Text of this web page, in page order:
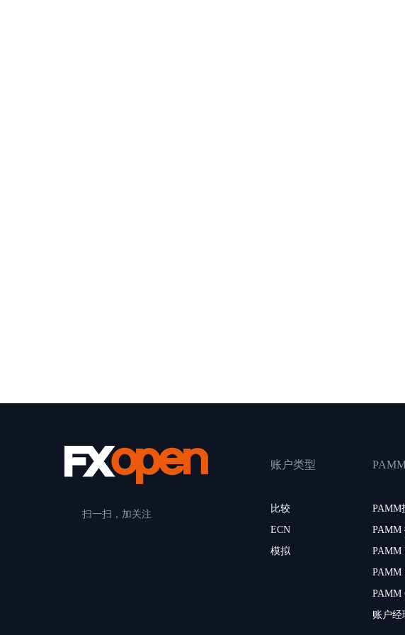
扫一扫，加关注
账户类型
比较
ECN
模拟
PAMM
PAMM
PAMM
PAMM
PAMM
账户